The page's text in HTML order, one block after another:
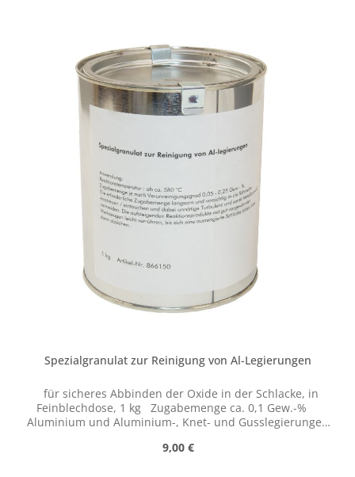
Anwendung: Das Modell oder Werkstück muss trocken,
staub- und fettfrei sein. Spraydose ca. 30 Sekunden
kräftig schütteln. Modell mit einer dünnen Schicht
gleichmäßig benetzt einsprühen Modell trocknen lassen
und im Anschluss einformen
Spezialgranulat zur Reinigung von Al-Legierungen
für sicheres Abbinden der Oxide in der Schlacke, in
Feinblechdose, 1 kg Zugabemenge ca. 0,1 Gew.-%
Aluminium und Aluminium-, Knet- und Gusslegierungen
Oxidbildung und Wasserstoffaufnahme auch zu einer
Regulärer Preis:
9,00 €